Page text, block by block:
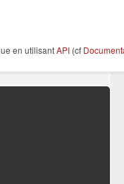
en utilisantAPI (cf